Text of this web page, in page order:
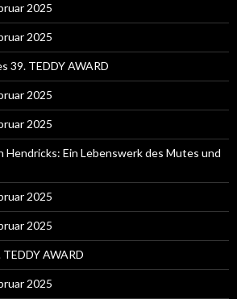
2025
2025
39. TEDDY AWARD
2025
2025
Hendricks: Ein Lebenswerk des Mutes und
2025
2025
AWARD
2025